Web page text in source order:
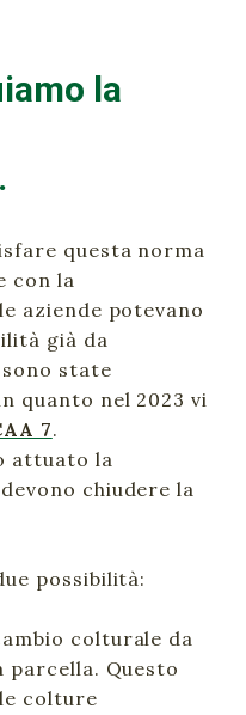
la
questa norma
con la
aziende potevano
già da
state
quanto nel 2023 vi
7.
attuato la
chiudere la
possibilità:
colturale da
parcella. Questo
colture